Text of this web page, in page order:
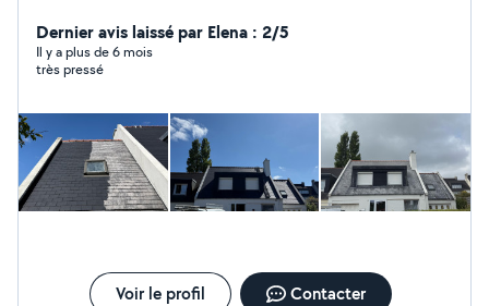
Dernier avis laissé par Elena : 2/5
Il y a plus de 6 mois
très pressé
Voir le profil Contacter